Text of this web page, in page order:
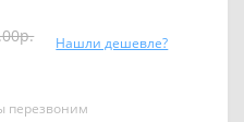
Нашли дешевле?
перезвоним